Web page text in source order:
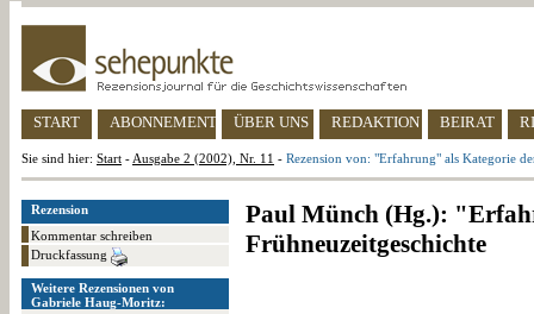
START ABONNEMENT ÜBER UNS REDAKTION BEIRAT
Sie sind hier: Start - Ausgabe 2 (2002), Nr. 11 - Rezension von: "Erfahrung" als Kategorie
Rezension
Kommentar schreiben
Druckfassung
Weitere Rezensionen von
Gabriele Haug-Moritz:
Paul Münch (Hg.):
Frühneuzeitgeschichte